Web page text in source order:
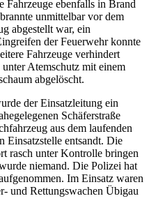
Fahrzeuge ebenfalls in Brand
unmittelbar vor dem
abgestellt war, ein
der Feuerwehr konnte
Fahrzeuge verhindert
Atemschutz mit einem
abgelöscht.
der Einsatzleitung ein
Schäferstraße
aus dem laufenden
Einsatzstelle entsandt. Die
rasch unter Kontrolle bringen
niemand. Die Polizei hat
Im Einsatz waren
und Rettungswachen Übigau